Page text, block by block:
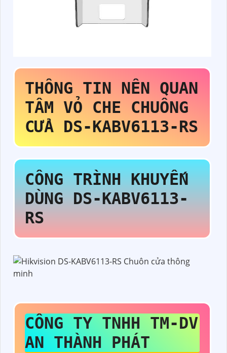
THÔNG TIN NÊN QUAN
TÂM VỎ CHE CHUÔNG
CỬA DS-KABV6113-RS
CÔNG TRÌNH KHUYẾN
DÙNGDS-KABV6113-
RS
CÔNG TY TNHH TM-DV
AN THÀNH PHÁT